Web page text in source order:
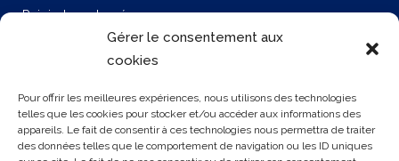
Gérer le consentement aux
cookies
Pour offrir les meilleures expériences, nous utilisons des technologies
telles que les cookies pour stocker et/ou accéder aux informations des
appareils. Le fait de consentir à ces technologies nous permettra de traiter
des données telles que le comportement de navigation ou les ID uniques
Rejoindre notre réseau
Opportunités en CDI
Recrutements internes
NOUS CONTACTER